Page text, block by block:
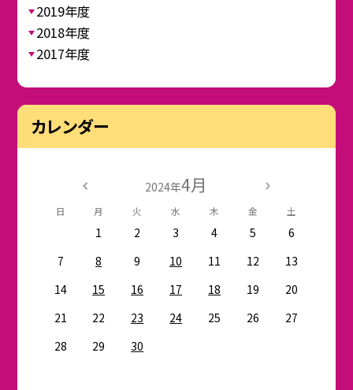
2019年度
2018年度
2017年度
カレンダー
2024年4月
日 月 火 水 木 金 土
1 2 3 4 5
6
7
8 9 10 11 12
13
14
15 16 17 18 19
20
21
22 23 24 25 26
27
28
29 30